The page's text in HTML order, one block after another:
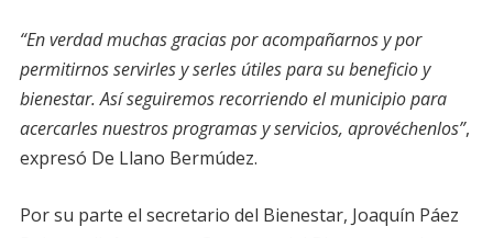
“En verdad muchas gracias por acompañarnos y por
permitirnos servirles y serles útiles para su beneficio y
bienestar. Así seguiremos recorriendo el municipio para
acercarles nuestros programas y servicios, aprovéchenlos”,
expresó De Llano Bermúdez.
Por su parte el secretario del Bienestar, Joaquín Páez